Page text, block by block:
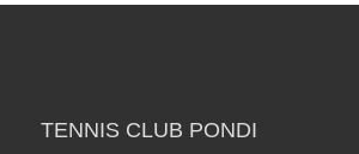
TENNIS CLUB PONDI